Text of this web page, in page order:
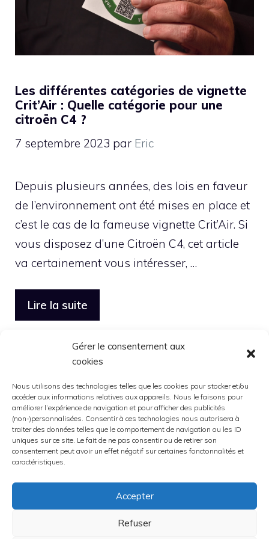
Gérer le consentement aux
cookies
Nous utilisons des technologies telles que les cookies pour stocker et/ou
accéder aux informations relatives aux appareils. Nous le faisons pour
améliorer l’expérience de navigation et pour afficher des publicités
(non-)personnalisées. Consentir à ces technologies nous autorisera à
traiter des données telles que le comportement de navigation ou les ID
uniques sur ce site. Le fait de ne pas consentir ou de retirer son
consentement peut avoir un effet négatif sur certaines fonctonnalités et
caractéristiques.
Accepter
Refuser
Les différentes catégories de vignette
Crit’Air : Quelle catégorie pour une
citroën C4 ?
7 septembre 2023 par Eric
Depuis plusieurs années, des lois en faveur
de l’environnement ont été mises en place et
c’est le cas de la fameuse vignette Crit’Air. Si
vous disposez d’une Citroën C4, cet article
va certainement vous intéresser, …
Lire la suite
Catégories
Conseils auto ,Entretien de la voiture
Page
1 Page
2 Page
3 →suivant